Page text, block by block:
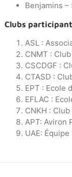
Benjamins
Clubs
ASL :
CNMT :
CSCDGF :
CTASD :
EPT : Ecole
EFLAC :
CNKH :
APT: Aviron
UAE: